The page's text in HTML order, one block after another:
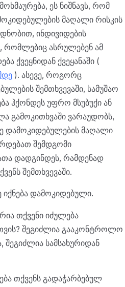
ეს ნიშნავს, რომ
მაღალი რისკის
ინდივიდების
რომლებიც ასრულებენ ამ
ქვეყნიდან ქვეყანაში (
). ასევე, როგორც
შემთხვევაში, სამუშაო
ჰქონდეს უფრო მსუბუქი ან
გამოკითხვაში ვარაუდობს,
დამოკიდებულების მაღალი
შემდგომი
დადგინდეს, რამდენად
შემთხვევაში.
დამოკიდებული.
თქვენი იძულება
შეგიძლია გააკონტროლო
შეგიძლია სამსახურიდან
თქვენს გადაჭარბებულ